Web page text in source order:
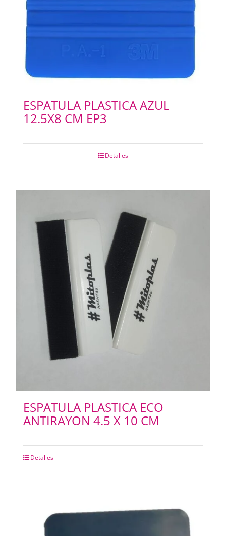
ESPATULA PLASTICA AZUL
12.5X8 CM EP3
Detalles
ESPATULA PLASTICA ECO
ANTIRAYON 4.5 X 10 CM
Detalles